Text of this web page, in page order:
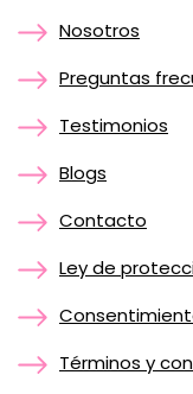
Nosotros
Preguntas
Testimonios
Blogs
Contacto
Ley de
Términos y